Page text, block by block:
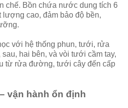
chế. Bồn chứa nước dung tích 6
lượng cao, đảm bảo độ bền,
với hệ thống phun, tưới, rửa
hai bên, và vòi tưới cầm tay,
từ rửa đường, tưới cây đến cấp
vận hành ổn định